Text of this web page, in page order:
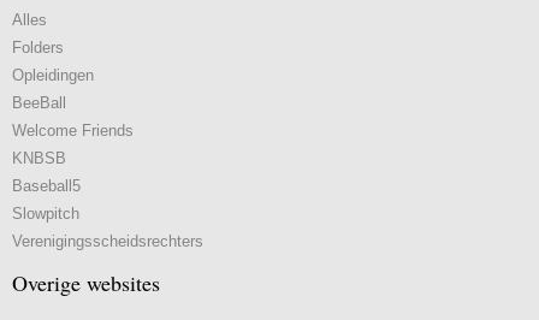
Alles
Folders
Opleidingen
BeeBall
Welcome Friends
KNBSB
Baseball5
Slowpitch
Verenigingsscheidsrechters
Overige websites